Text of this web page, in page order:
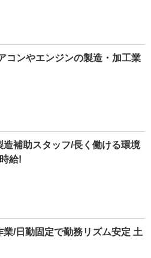
コンやエンジンの製造・加工業
造補助スタッフ/長く働ける環境
給!
/日勤固定で勤務リズム安定 土